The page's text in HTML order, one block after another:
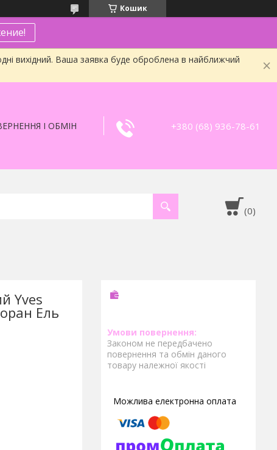
Кошик
вихідний. Ваша заявка буде оброблена в найближчий
І ОБМІН +380 (68) 936-78-61
Yves
Ель
Законом не передбачено
повернення та обмін даного
товару належної якості